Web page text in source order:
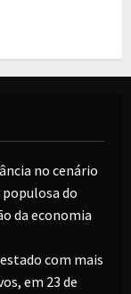
no cenário
do
da economia
com mais
em 23 de